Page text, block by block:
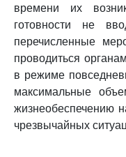
времени их
готовности не
перечисленные
проводиться
в режиме
максимальные
жизнеобеспечению
чрезвычайных